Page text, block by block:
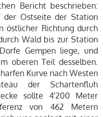
Bericht beschrieben:
der Ostseite der Station
östlicher Richtung durch
Wald bis zur Station
Gempen liege, und
oberen Teil desselben.
Kurve nach Westen
der Schartenfluh
sollte 4'200 Meter
von 462 Metern